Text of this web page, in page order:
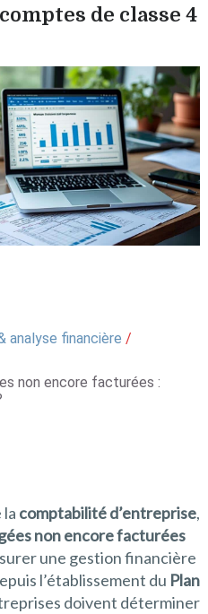
de classe 4
analyse financière /
non encore facturées :
la comptabilité d’entreprise,
non encore facturées
une gestion financière
l’établissement du Plan
doivent déterminer